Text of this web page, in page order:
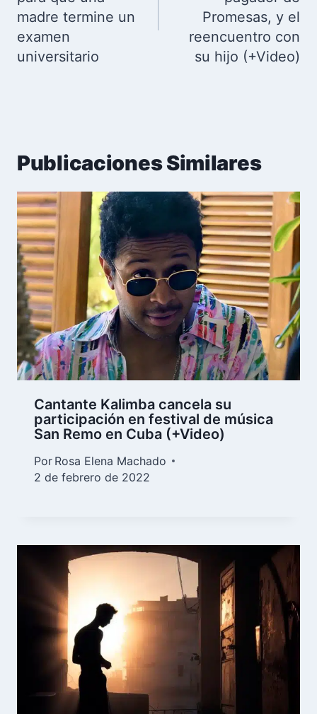
madre termine un
examen
universitario
Promesas, y el
reencuentro con
su hijo (+Video)
Publicaciones Similares
Cantante Kalimba cancela su
participación en festival de música
San Remo en Cuba (+Video)
Por Rosa Elena Machado
2 de febrero de 2022